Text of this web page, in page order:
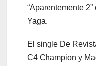
“Aparentemente
Yaga.
El single De
C4 Champion y